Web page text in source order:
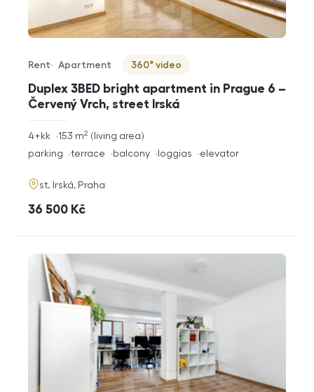
Duplex 3BED bright apartment in Prague 6 –
Červený Vrch, street Irská
Offer type
Rent
Property type
Apartment
Virtuální prohlídka
360° video
rozměry
4+kk living area
153 m2
funkce
parking terrace balcony loggias elevator
adresa
st. Irská, Praha
cena
36 500 Kč